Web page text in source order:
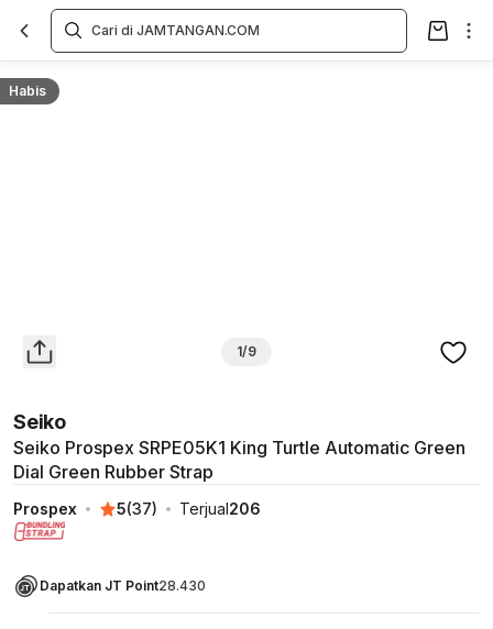
Habis
1/9
Seiko
Seiko Prospex SRPE05K1 King Turtle Automatic Green
Dial Green Rubber Strap
Prospex 5(37) Terjual206
Dapatkan JT Point28.430
Overview